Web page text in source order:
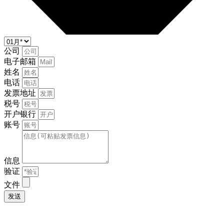
公司
电子邮箱
姓名
电话
发票地址
税号
开户银行
账号
信息
验证
文件
发送